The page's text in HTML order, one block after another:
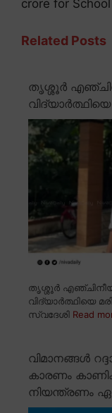
crore for
Related Posts
തൃശ്ശൂർ
തൃശ്ശൂർ
വിദ്യാർത്ഥിയെ
സ്വദേശി Read
വിമാനങ്ങൾ
കാരണം
നിയന്ത്രണം